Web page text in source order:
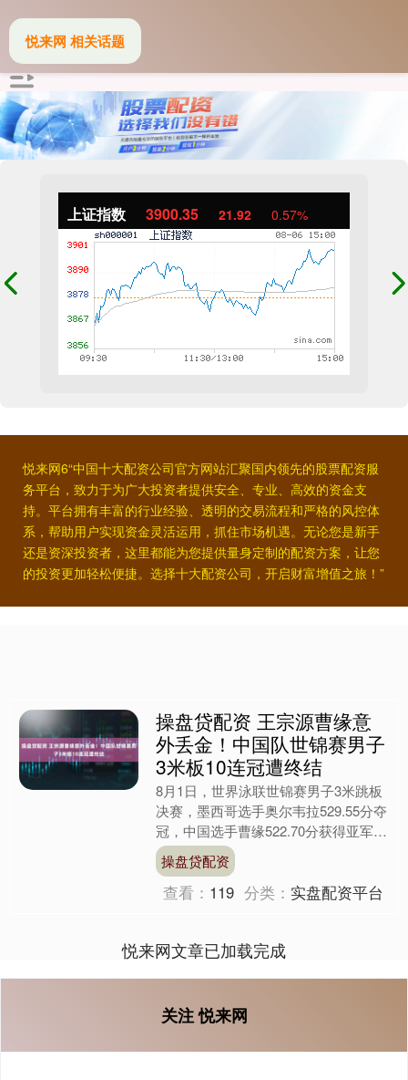
上证指数 3900.35 21.92 0.57%
悦来网6“中国十大配资公司官方网站汇聚国内领先的股票配资服
务平台，致力于为广大投资者提供安全、专业、高效的资金支
持。平台拥有丰富的行业经验、透明的交易流程和严格的风控体
系，帮助用户实现资金灵活运用，抓住市场机遇。无论您是新手
还是资深投资者，这里都能为您提供量身定制的配资方案，让您
的投资更加轻松便捷。选择十大配资公司，开启财富增值之旅！”
悦来网 相关话题
操盘贷配资 王宗源曹缘意
外丢金！中国队世锦赛男子
3米板10连冠遭终结
8月1日，世界泳联世锦赛男子3米跳板
决赛，墨西哥选手奥尔韦拉529.55分夺
冠，中国选手曹缘522.70分获得亚军，
王宗源515.55分获得第三。至此，中国
跳水....
操盘贷配资
查看： 119 分类： 实盘配资平台
悦来网文章已加载完成
关注 悦来网